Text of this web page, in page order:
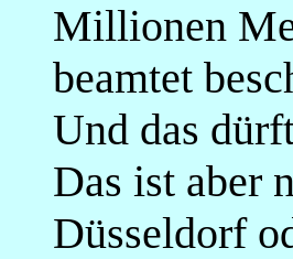
Millionen
beamtet
Und das
Das ist aber
Düsseldorf